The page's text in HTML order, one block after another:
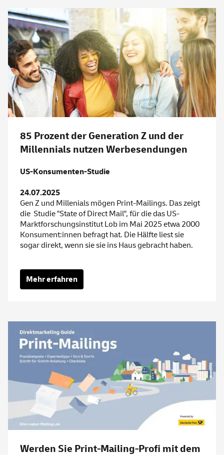
85 Prozent der Generation Z und der
Millennials nutzen Werbesendungen
US-Konsumenten-Studie
24.07.2025
Gen Z und Millenials mögen Print-Mailings. Das zeigt
die Studie "State of Direct Mail", für die das US-
Marktforschungsinstitut Lob im Mai 2025 etwa 2000
Konsument:innen befragt hat. Die Hälfte liest sie
sogar direkt, wenn sie sie ins Haus gebracht haben.
Mehr erfahren
Werden Sie Print-Mailing-Profi mit dem